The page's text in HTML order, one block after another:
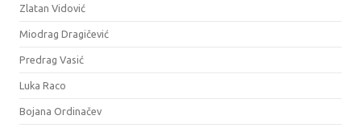
Zlatan Vidović
Miodrag Dragičević
Predrag Vasić
Luka Raco
Bojana Ordinačev